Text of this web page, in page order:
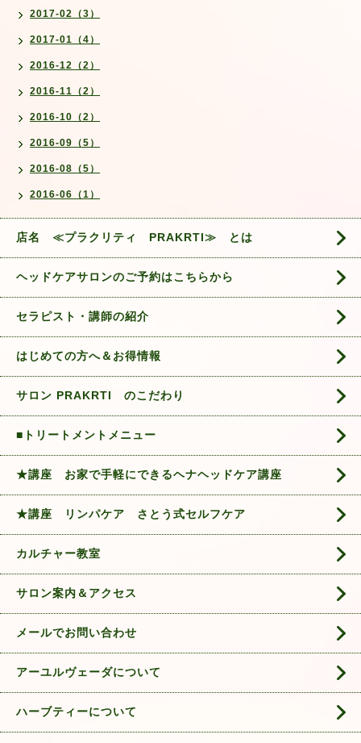
2017-02（3）
2017-01（4）
2016-12（2）
2016-11（2）
2016-10（2）
2016-09（5）
2016-08（5）
2016-06（1）
店名 ≪プラクリティ PRAKRTI≫ とは
ヘッドケアサロンのご予約はこちらから
セラピスト・講師の紹介
はじめての方へ＆お得情報
サロン PRAKRTI のこだわり
■トリートメントメニュー
★講座 お家で手軽にできるヘナヘッドケア講座
★講座 リンパケア さとう式セルフケア
カルチャー教室
サロン案内＆アクセス
メールでお問い合わせ
アーユルヴェーダについて
ハーブティーについて